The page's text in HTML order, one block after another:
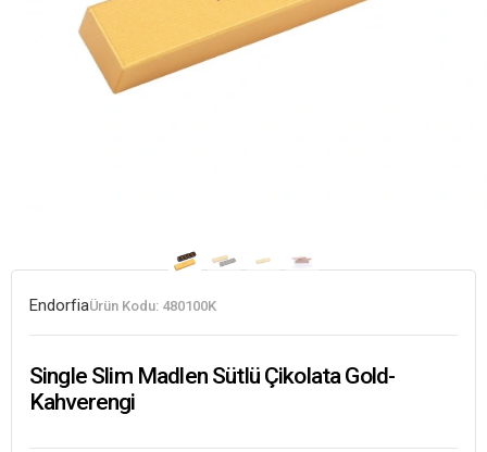
EndorfiaÜrün Kodu: 480100K
Single Slim Madlen Sütlü Çikolata Gold-
Kahverengi